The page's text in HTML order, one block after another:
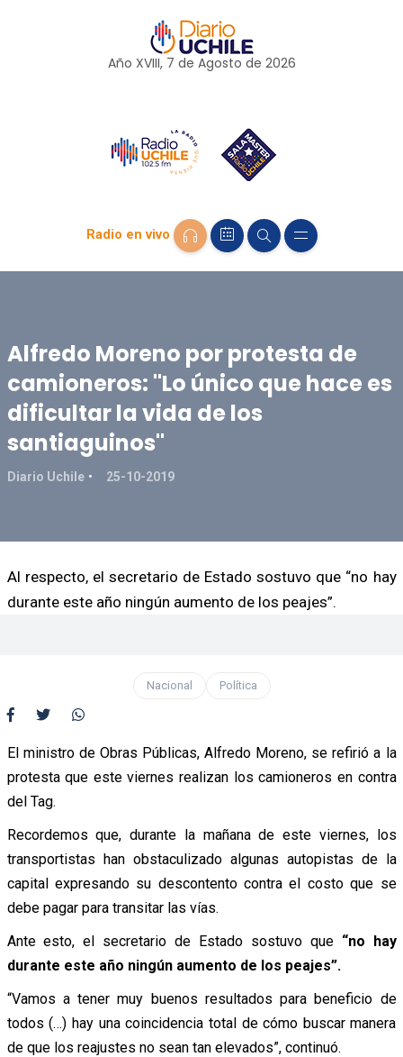
Año XVIII, 7 de Agosto de 2026
Radio en vivo
Alfredo Moreno por protesta de
camioneros: "Lo único que hace es
dificultar la vida de los
santiaguinos"
Diario Uchile 25-10-2019
Al respecto, el secretario de Estado sostuvo que “no hay
durante este año ningún aumento de los peajes”.
Nacional Política
El ministro de Obras Públicas, Alfredo Moreno, se refirió a la
protesta que este viernes realizan los camioneros en contra
del Tag.
Recordemos que, durante la mañana de este viernes, los
transportistas han obstaculizado algunas autopistas de la
capital expresando su descontento contra el costo que se
debe pagar para transitar las vías.
Ante esto, el secretario de Estado sostuvo que “no hay
durante este año ningún aumento de los peajes”.
“Vamos a tener muy buenos resultados para beneficio de
todos (…) hay una coincidencia total de cómo buscar manera
de que los reajustes no sean tan elevados”, continuó.